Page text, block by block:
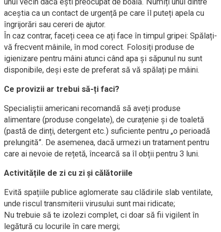
aceștia ca un contact de urgență pe care îl puteți apela cu
îngrijorări sau cereri de ajutor.
În caz contrar, faceți ceea ce ați face în timpul gripei: Spălați-
vă frecvent mâinile, în mod corect. Folosiți produse de
igienizare pentru mâini atunci când apa și săpunul nu sunt
disponibile, deși este de preferat să vă spălați pe mâini.
Ce provizii ar trebui să-ți faci?
Specialiștii americani recomandă să aveți produse
alimentare (produse congelate), de curațenie și de toaletă
(pastă de dinți, detergent etc.) suficiente pentru „o perioadă
prelungită”. De asemenea, dacă urmezi un tratament pentru
care ai nevoie de rețetă, încearcă sa îl obții pentru 3 luni.
Activitățile de zi cu zi și călătoriile
Evită spațiile publice aglomerate sau clădirile slab ventilate,
unde riscul transmiterii virusului sunt mai ridicate;
Nu trebuie să te izolezi complet, ci doar să fii vigilent în
legătură cu locurile în care mergi;